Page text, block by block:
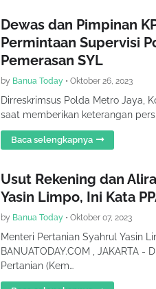
Dewas dan Pimpinan
Permintaan Supervisi
Pemerasan SYL
by Banua Today • Oktober 26, 2023
Dirreskrimsus Polda Metro Jaya,
saat memberikan keterangan
Baca selengkapnya
Usut Rekening dan
Yasin Limpo, Ini Kata
by Banua Today • Oktober 07, 2023
Menteri Pertanian Syahrul Yasin
BANUATODAY.COM , JAKARTA
Pertanian (Kem…